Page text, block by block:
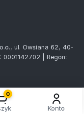
ul. Owsiana 62, 40-
| Regon:
0
Konto